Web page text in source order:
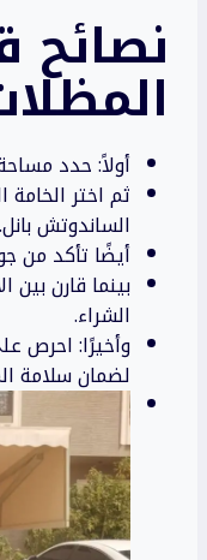
نصائح
أولاً: حدد
ثم اختر
الساندوتش بانل.
أيضًا تأكد من
بينما قارن بين
الشراء.
وأخيرًا: احرص
لضمان سلامة